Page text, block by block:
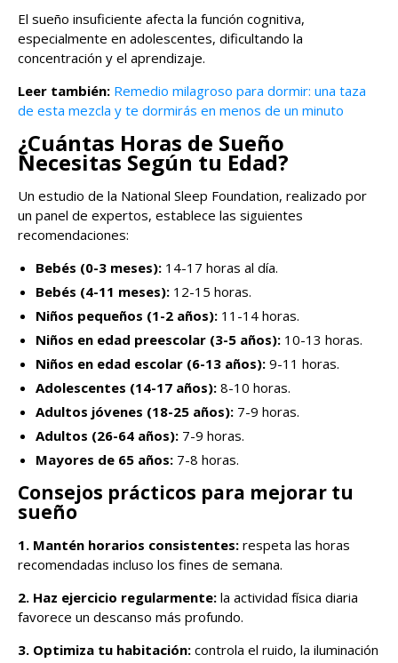
El sueño insuficiente afecta la función cognitiva,
especialmente en adolescentes, dificultando la
concentración y el aprendizaje.
Leer también: Remedio milagroso para dormir: una taza
de esta mezcla y te dormirás en menos de un minuto
¿Cuántas Horas de Sueño
Necesitas Según tu Edad?
Un estudio de la National Sleep Foundation, realizado por
un panel de expertos, establece las siguientes
recomendaciones:
Bebés (0-3 meses): 14-17 horas al día.
Bebés (4-11 meses): 12-15 horas.
Niños pequeños (1-2 años): 11-14 horas.
Niños en edad preescolar (3-5 años): 10-13 horas.
Niños en edad escolar (6-13 años): 9-11 horas.
Adolescentes (14-17 años): 8-10 horas.
Adultos jóvenes (18-25 años): 7-9 horas.
Adultos (26-64 años): 7-9 horas.
Mayores de 65 años: 7-8 horas.
Consejos prácticos para mejorar tu
sueño
1. Mantén horarios consistentes: respeta las horas
recomendadas incluso los fines de semana.
2. Haz ejercicio regularmente: la actividad física diaria
favorece un descanso más profundo.
3. Optimiza tu habitación: controla el ruido, la iluminación